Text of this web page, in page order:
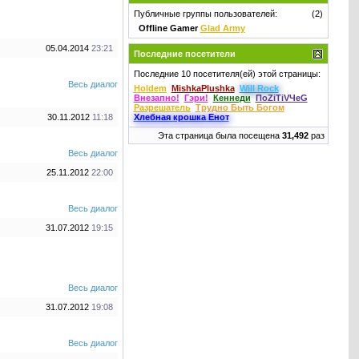
05.04.2014 23:21
Весь диалог
30.11.2012 11:18
Весь диалог
25.11.2012 22:00
Весь диалог
31.07.2012 19:15
Весь диалог
31.07.2012 19:08
Весь диалог
(2)
Публичные группы пользователей:
Offline Gamer Glad Army
Последние посетители
Последние 10 посетителя(ей) этой страницы:
Holdem MishkaPlushka Will Rock
Внезапнo! Гэри! Кеннеди ПоZiTiVЧeG
Разрешатель Трудно Быть Богом
Хлебная крошкa Енот
Эта страница была посещена 31,492раз